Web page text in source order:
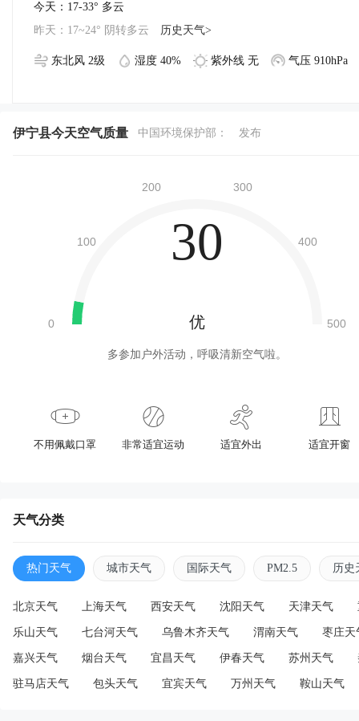
今天：17-33° 多云
昨天：17~24° 阴转多云
历史天气>
东北风 2级 湿度 40% 紫外线 无 气压 910hPa
伊宁县今天空气质量 中国环境保护部： 发布
30
优
多参加户外活动，呼吸清新空气啦。
不用佩戴口罩 非常适宜运动 适宜外出 适宜开窗
天气分类
热门天气 城市天气 国际天气 PM2.5 历史
北京天气 上海天气 西安天气 沈阳天气 天津天气
乐山天气 七台河天气 乌鲁木齐天气 渭南天气 枣庄天
嘉兴天气 烟台天气 宜昌天气 伊春天气 苏州天气
驻马店天气 包头天气 宜宾天气 万州天气 鞍山天气